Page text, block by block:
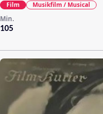
105
Min.
Film Musikfilm / Musical